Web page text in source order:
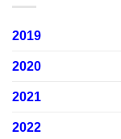
2019
2020
2021
2022